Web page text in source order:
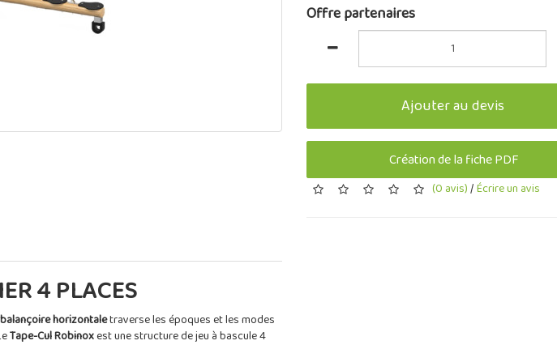
4 PLACES
balançoire horizontaletraverse les époques et les modes
Tape-Cul Robinoxest une structure de jeu à bascule 4
Offre partenaires
Ajouter au devis
Création de la fiche PDF
(0 avis)/Écrire un avis